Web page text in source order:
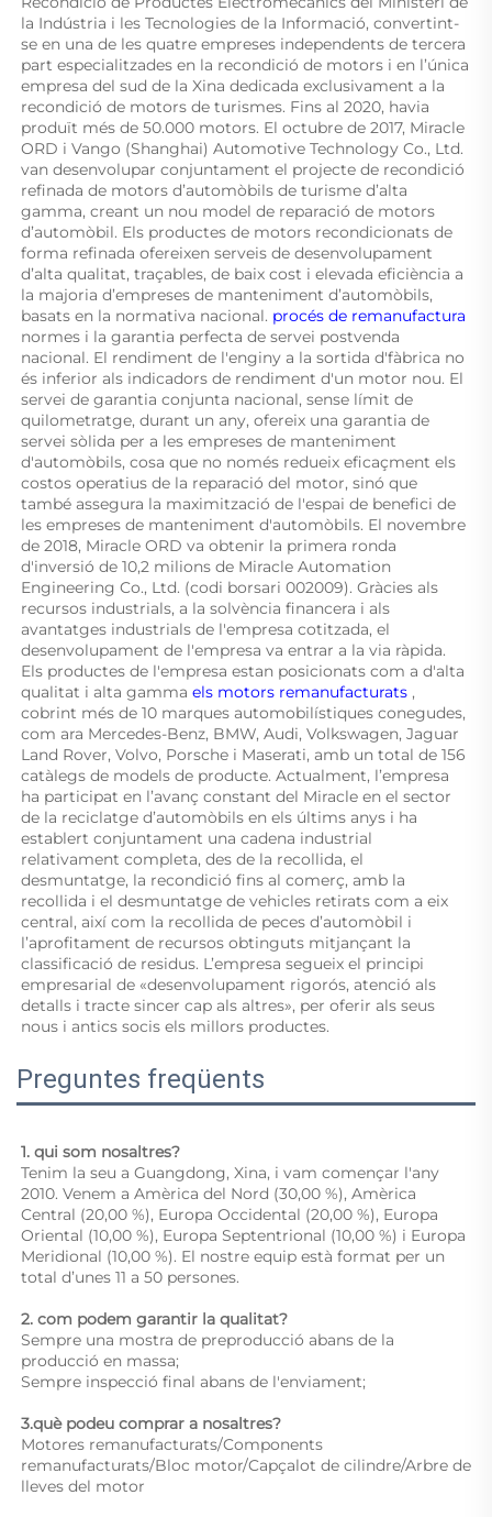
la Indústria i les Tecnologies de la Informació, convertint-
se en una de les quatre empreses independents de tercera
part especialitzades en la recondició de motors i en l’única
empresa del sud de la Xina dedicada exclusivament a la
recondició de motors de turismes. Fins al 2020, havia
produït més de 50.000 motors. El octubre de 2017, Miracle
ORD i Vango (Shanghai) Automotive Technology Co., Ltd.
van desenvolupar conjuntament el projecte de recondició
refinada de motors d’automòbils de turisme d’alta
gamma, creant un nou model de reparació de motors
d’automòbil. Els productes de motors recondicionats de
forma refinada ofereixen serveis de desenvolupament
d’alta qualitat, traçables, de baix cost i elevada eficiència a
la majoria d’empreses de manteniment d’automòbils,
basats en la normativa nacional.
normes i la garantia perfecta de servei postvenda
nacional. El rendiment de l'enginy a la sortida d'fàbrica no
és inferior als indicadors de rendiment d'un motor nou. El
servei de garantia conjunta nacional, sense límit de
quilometratge, durant un any, ofereix una garantia de
servei sòlida per a les empreses de manteniment
d'automòbils, cosa que no només redueix eficaçment els
costos operatius de la reparació del motor, sinó que
també assegura la maximització de l'espai de benefici de
les empreses de manteniment d'automòbils. El novembre
de 2018, Miracle ORD va obtenir la primera ronda
d'inversió de 10,2 milions de Miracle Automation
Engineering Co., Ltd. (codi borsari 002009). Gràcies als
recursos industrials, a la solvència financera i als
avantatges industrials de l'empresa cotitzada, el
desenvolupament de l'empresa va entrar a la via ràpida.
Els productes de l'empresa estan posicionats com a d'alta
qualitat i alta gamma els motors remanufacturats ,
cobrint més de 10 marques automobilístiques conegudes,
com ara Mercedes-Benz, BMW, Audi, Volkswagen, Jaguar
Land Rover, Volvo, Porsche i Maserati, amb un total de 156
catàlegs de models de producte. Actualment, l’empresa
ha participat en l’avanç constant del Miracle en el sector
de la reciclatge d’automòbils en els últims anys i ha
establert conjuntament una cadena industrial
relativament completa, des de la recollida, el
desmuntatge, la recondició fins al comerç, amb la
recollida i el desmuntatge de vehicles retirats com a eix
central, així com la recollida de peces d’automòbil i
l’aprofitament de recursos obtinguts mitjançant la
classificació de residus. L’empresa segueix el principi
empresarial de «desenvolupament rigorós, atenció als
detalls i tracte sincer cap als altres», per oferir als seus
nous i antics socis els millors productes.
Preguntes freqüents
1. qui som nosaltres?
Tenim la seu a Guangdong, Xina, i vam començar l'any
2010. Venem a Amèrica del Nord (30,00 %), Amèrica
Central (20,00 %), Europa Occidental (20,00 %), Europa
Oriental (10,00 %), Europa Septentrional (10,00 %) i Europa
Meridional (10,00 %). El nostre equip està format per un
total d’unes 11 a 50 persones.
2. com podem garantir la qualitat?
Sempre una mostra de preproducció abans de la
producció en massa;
Sempre inspecció final abans de l'enviament;
3.què podeu comprar a nosaltres?
Motores remanufacturats/Components
remanufacturats/Bloc motor/Capçalot de cilindre/Arbre de
lleves del motor